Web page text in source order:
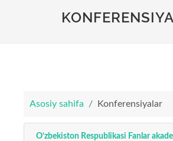
Genetika va
Asosiy sahifa Konferensiyalar
O‘zbekiston Respublikasi Fanlar